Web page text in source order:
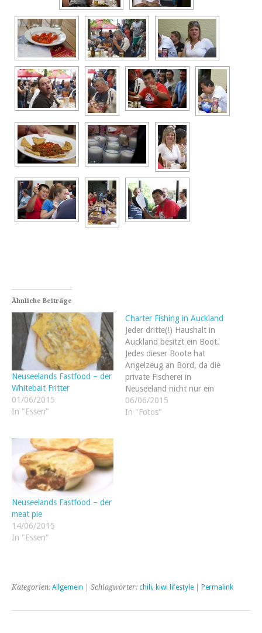
Ähnliche Beiträge
Neuseelands Fastfood – der
Whitebait Fritter
01/06/2015
In "Essen"
Charter Fishing in Auckland
Jeder dritte(!) Haushalt in
Auckland besitzt ein Boot.
Jedes dieser Boote hat
Angelzeug an Bord, da die
private Fischerei in
Neuseeland nicht nur ein
Zeitvertreib, sondern auch
die Erfüllung eines
06/06/2015
In "Fotos"
Neuseelands Fastfood – der
meat pie
14/06/2015
In "Essen"
Kategorien: Allgemein | Schlagwörter: chili, kiwi lifestyle Permalink